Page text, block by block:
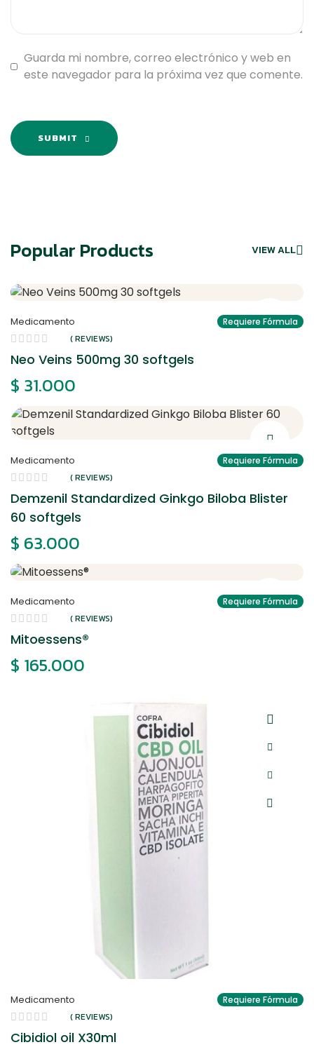
Guarda mi nombre, correo electrónico y web en
este navegador para la próxima vez que comente.
SUBMIT
Popular Products VIEW ALL
Medicamento Requiere Fórmula
( REVIEWS)
Neo Veins 500mg 30 softgels
$ 31.000
Medicamento Requiere Fórmula
( REVIEWS)
Demzenil Standardized Ginkgo Biloba Blister
60 softgels
$ 63.000
Medicamento Requiere Fórmula
( REVIEWS)
Mitoessens®
$ 165.000
Medicamento Requiere Fórmula
( REVIEWS)
Cibidiol oil X30ml